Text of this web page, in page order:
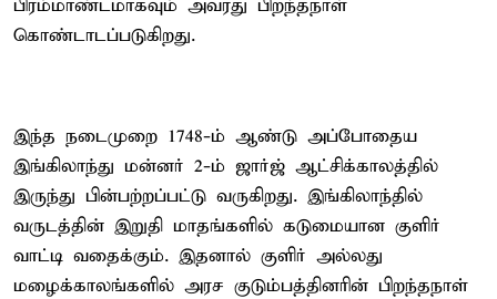
பிரம்மாண்டமாகவும் அவரது பிறந்தநாள்
கொண்டாடப்படுகிறது.
இந்த நடைமுறை 1748-ம் ஆண்டு அப்போதைய
இங்கிலாந்து மன்னர் 2-ம் ஜார்ஜ் ஆட்சிக்காலத்தில்
இருந்து பின்பற்றப்பட்டு வருகிறது. இங்கிலாந்தில்
வருடத்தின் இறுதி மாதங்களில் கடுமையான குளிர்
வாட்டி வதைக்கும். இதனால் குளிர் அல்லது
மழைக்காலங்களில் அரச குடும்பத்தினரின் பிறந்தநாள்